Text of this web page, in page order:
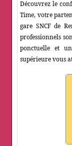
Découvrez le
Time, votre
gare SNCF de
professionnels
ponctuelle et
supérieure vous